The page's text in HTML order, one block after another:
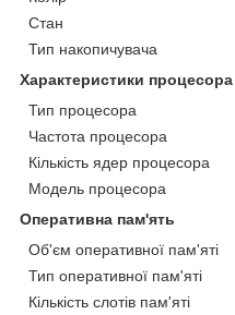
Стан
Тип накопичувача
Характеристики процесора
Тип процесора
Частота процесора
Кількість ядер процесора
Модель процесора
Оперативна пам'ять
Об'єм оперативної пам'яті
Тип оперативної пам'яті
Кількість слотів пам'яті